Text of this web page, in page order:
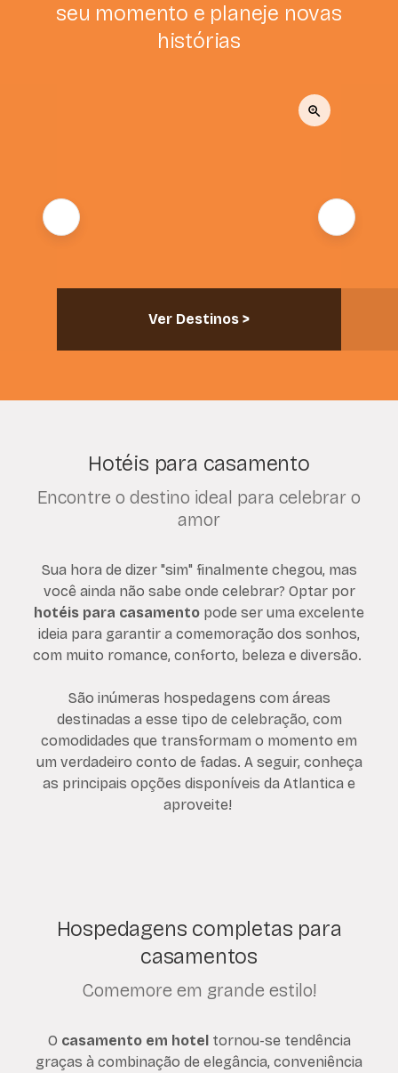
seu momento e planeje novas
histórias
Ver Destinos >
Hotéis para casamento
Encontre o destino ideal para celebrar o
amor
Sua hora de dizer "sim" finalmente chegou, mas
você ainda não sabe onde celebrar? Optar por
hotéis para casamento pode ser uma excelente
ideia para garantir a comemoração dos sonhos,
com muito romance, conforto, beleza e diversão.
São inúmeras hospedagens com áreas
destinadas a esse tipo de celebração, com
comodidades que transformam o momento em
um verdadeiro conto de fadas. A seguir, conheça
as principais opções disponíveis da Atlantica e
aproveite!
Hospedagens completas para
casamentos
Comemore em grande estilo!
O casamento em hotel tornou-se tendência
graças à combinação de elegância, conveniência